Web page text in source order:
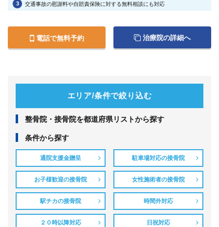
3
交通事故の慰謝料や自賠責保険に対する無料相談にも対応
電話で無料予約 治療院の詳細へ
エリア/条件で絞り込む
整⾻院・接⾻院を都道府県リストから探す
条件から探す
通院支援金贈呈 駐車場対応の接骨院
お子様歓迎の接骨院 女性施術者の接骨院
駅チカの接骨院 時間外対応
２０時以降対応 日祝対応